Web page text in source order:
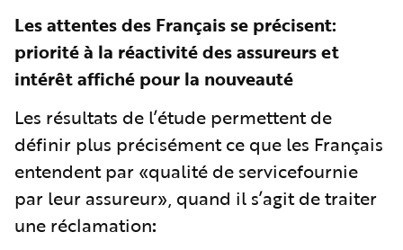
Les attentes des Français se précisent:
priorité à la réactivité des assureurs et
intérêt affiché pour la nouveauté
Les résultats de l’étude permettent de
définir plus précisément ce que les Français
entendent par «qualité de servicefournie
par leur assureur», quand il s’agit de traiter
une réclamation: